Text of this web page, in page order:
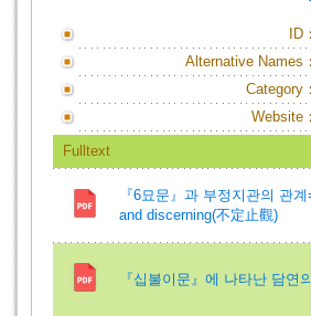
ID ：
Alternative Names：
Category：
Website：
Fulltext
『6묘문』과 부정지관의 관
and discerning(不定止觀)
『십불이문』에 나타난 담연